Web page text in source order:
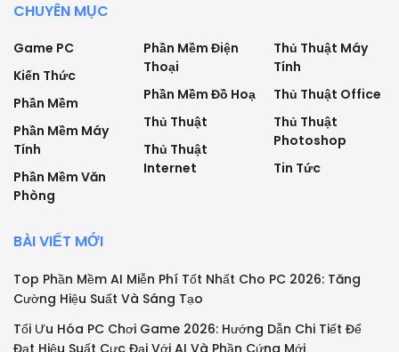
CHUYÊN MỤC
Game PC
Kiến Thức
Phần Mềm
Phần Mềm Máy
Tính
Phần Mềm Văn
Phòng
Phần Mềm Điện
Thoại
Phần Mềm Đồ Hoạ
Thủ Thuật
Thủ Thuật
Internet
Thủ Thuật Máy
Tính
Thủ Thuật Office
Thủ Thuật
Photoshop
Tin Tức
BÀI VIẾT MỚI
Top Phần Mềm AI Miễn Phí Tốt Nhất Cho PC 2026: Tăng
Cường Hiệu Suất Và Sáng Tạo
Tối Ưu Hóa PC Chơi Game 2026: Hướng Dẫn Chi Tiết Để